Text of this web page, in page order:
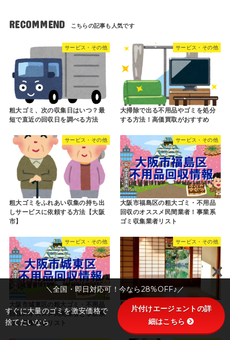
RECOMMEND
サービス・その他
粗大ゴミ、次の収集日はいつ？最
短で直近の回収日を調べる方法
サービス・その他
大掃除で出る不用品やゴミを処分
する方法！高価買取がおすすめ
サービス・その他
粗大ゴミをふれあい収集の持ち出
しサービスに依頼する方法【大阪
市】
サービス・その他
大阪市福島区の粗大ゴミ・不用品
回収のオススメ民間業者！事業系
ゴミ収集業者リスト
サービス・その他
大阪市城東区の粗大ゴミ・不用品
回収のオススメ民間業者と事業系
ゴミ収集業者リスト
サービス・その他
畳の捨て方は切ることで処分費用
は無料になる？
＼全国・即日対応可！今なら28%OFF♪／
すぐに大量のゴミを激安価格で
捨てたいなら
片付けエージェントの詳
細はこちら